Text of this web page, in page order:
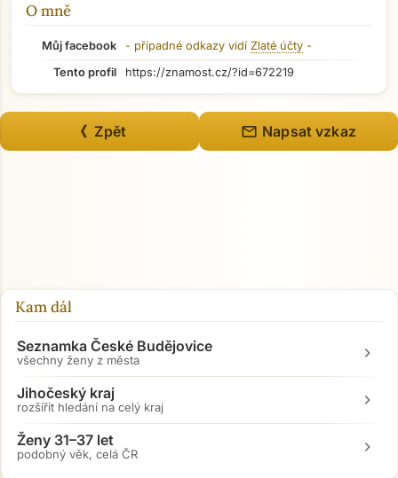
Přejít na hlavní obsah
O mně
Můj facebook - případné odkazy vidí Zlaté účty -
Tento profil
https://znamost.cz/?id=672219
《 Zpět mail Napsat vzkaz
Kam dál
Seznamka České Budějovice
všechny ženy z města chevron_right
Jihočeský kraj
rozšířit hledání na celý kraj chevron_right
Ženy 31–37 let
podobný věk, celá ČR chevron_right